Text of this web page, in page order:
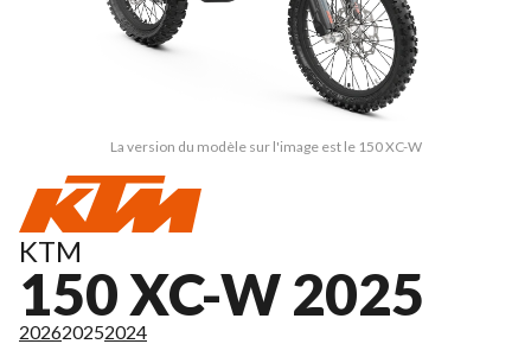
La version du modèle sur l'image est le 150 XC-W
KTM
150 XC-W 2025
202620252024